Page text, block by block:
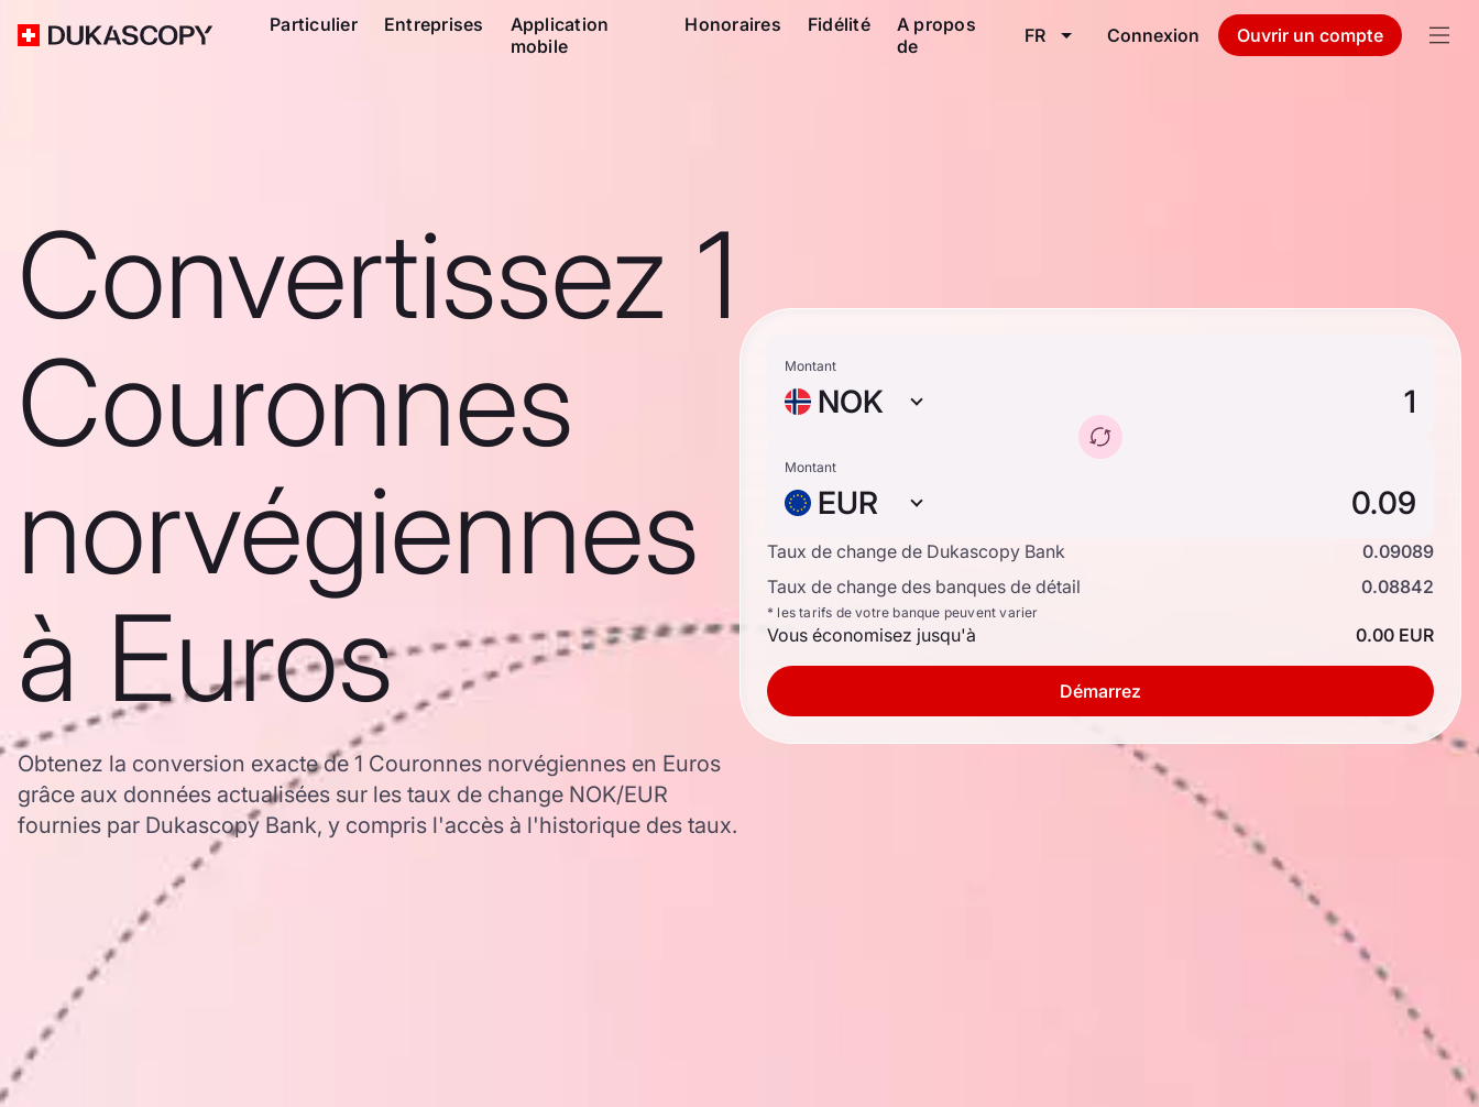
Particulier Entreprises
Application
mobile
Honoraires Fidélité
A propos
de
FR Connexion Ouvrir un compte
Convertissez 1
Couronnes
norvégiennes
à Euros
Obtenez la conversion exacte de 1 Couronnes norvégiennes en Euros
grâce aux données actualisées sur les taux de change NOK/EUR
fournies par Dukascopy Bank, y compris l'accès à l'historique des taux.
Montant
NOK
Montant
EUR
Taux de change de Dukascopy Bank
0.09089
Taux de change des banques de détail
0.08842
* les tarifs de votre banque peuvent varier
Vous économisez jusqu'à 0.00 EUR
Démarrez